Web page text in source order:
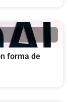
forma de